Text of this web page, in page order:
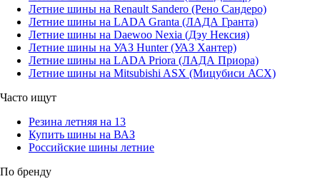
Летние шины на Renault Sandero (Рено Сандеро)
Летние шины на LADA Granta (ЛАДА Гранта)
Летние шины на Daewoo Nexia (Дэу Нексия)
Летние шины на УАЗ Hunter (УАЗ Хантер)
Летние шины на LADA Priora (ЛАДА Приора)
Летние шины на Mitsubishi ASX (Мицубиси АСХ)
Часто ищут
Резина летняя на 13
Купить шины на ВАЗ
Российские шины летние
По бренду